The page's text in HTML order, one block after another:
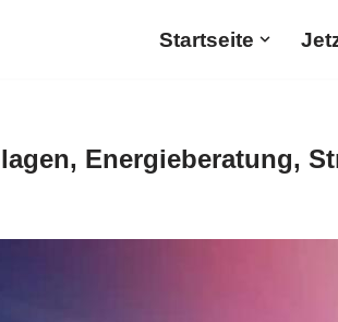
Startseite
Energieberatung,